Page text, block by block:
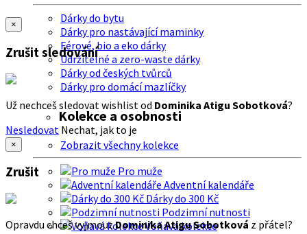
Dárky do bytu
Dárky pro nastávající maminky
Férové, bio a eko dárky
Udržitelné a zero-waste dárky
Dárky od českých tvůrců
Dárky pro domácí mazlíčky
Kolekce a osobnosti
Zobrazit všechny kolekce
Pro muže
Adventní kalendáře
Dárky do 300 Kč
Podzimní nutnosti
Voňavá kolekce
×
Zrušit sledování
Už nechceš sledovat wishlist od Dominika Atigu Sobotková?
Nesledovat Nechat, jak to je
×
Zrušit
Opravdu chceš vyjmoutDominika Atigu Sobotková z přátel?